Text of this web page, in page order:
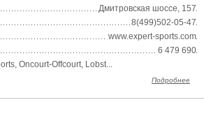
Дмитровская шоссе, 157
8(499)502-05-47
www.expert-sports.com
6 479 690
Oncourt-Offcourt, Lobst...
Подробнее